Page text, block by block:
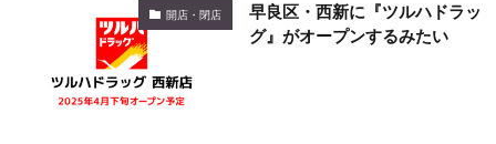
開店・閉店
早良区・西新に『ツルハドラッ
グ』がオープンするみたい